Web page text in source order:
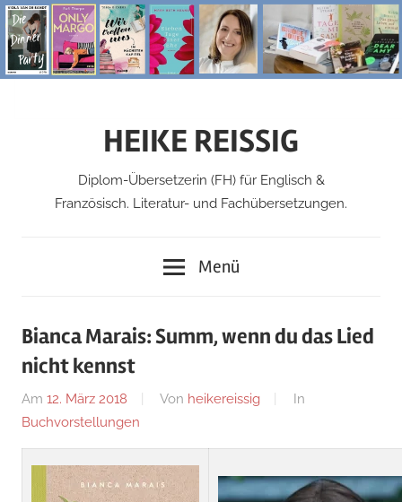
Zum
Inhalt
springen
HEIKE REISSIG
Diplom-Übersetzerin (FH) für Englisch &
Französisch. Literatur- und Fachübersetzungen.
Menü
Bianca Marais: Summ, wenn du das Lied
nicht kennst
Am 12. März 2018 Von heikereissig
In
Buchvorstellungen